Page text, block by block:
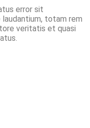
error sit
totam rem
veritatis et quasi